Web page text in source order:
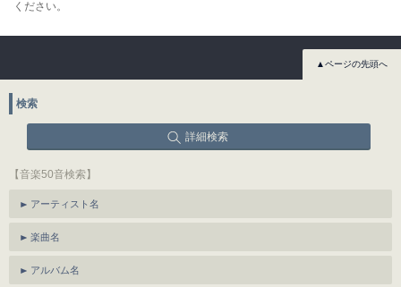
ください。
▲ページの先頭へ
検索
詳細検索
【音楽50音検索】
アーティスト名
楽曲名
アルバム名